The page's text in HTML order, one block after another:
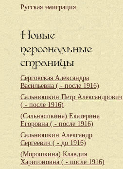
Русская эмиграция
Новые
персональные
страницы
Серговская Александра
Васильевна ( - после 1916)
Сальнюшкин Петр Александрович
( - после 1916)
(Сальнюшкина) Екатерина
Егоровна ( - после 1916)
Сальнюшкин Александр
Сергеевич ( - до 1916)
(Морошкина) Клавдия
Харитоновна ( - после 1916)